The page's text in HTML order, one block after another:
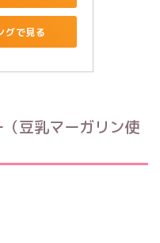
グで見る
（豆乳マーガリン使